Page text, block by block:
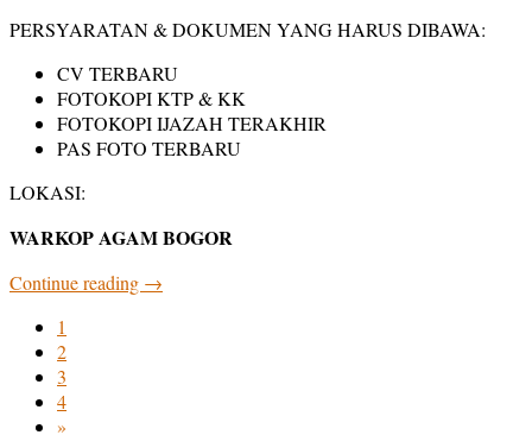
PERSYARATAN & DOKUMEN YANG HARUS DIBAWA:
CV TERBARU
FOTOKOPI KTP & KK
FOTOKOPI IJAZAH TERAKHIR
PAS FOTO TERBARU
LOKASI:
WARKOP AGAM BOGOR
Continue reading →
1
2
3
4
»